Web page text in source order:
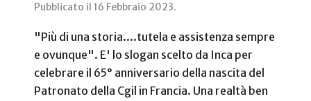
Pubblicato il 16 Febbraio 2023.
"Più di una storia....tutela e assistenza sempre
e ovunque". E' lo slogan scelto da Inca per
celebrare il 65° anniversario della nascita del
Patronato della Cgil in Francia. Una realtà ben